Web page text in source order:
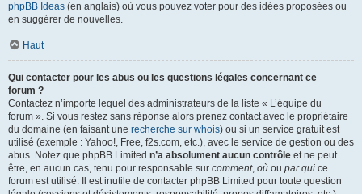
phpBB Ideas (en anglais) où vous pouvez voter pour des idées proposées ou
en suggérer de nouvelles.
Haut
Qui contacter pour les abus ou les questions légales concernant ce
forum ?
Contactez n’importe lequel des administrateurs de la liste « L’équipe du
forum ». Si vous restez sans réponse alors prenez contact avec le propriétaire
du domaine (en faisant une recherche sur whois) ou si un service gratuit est
utilisé (exemple : Yahoo!, Free, f2s.com, etc.), avec le service de gestion ou des
abus. Notez que phpBB Limited n’a absolument aucun contrôle et ne peut
être, en aucun cas, tenu pour responsable sur comment, où ou par qui ce
forum est utilisé. Il est inutile de contacter phpBB Limited pour toute question